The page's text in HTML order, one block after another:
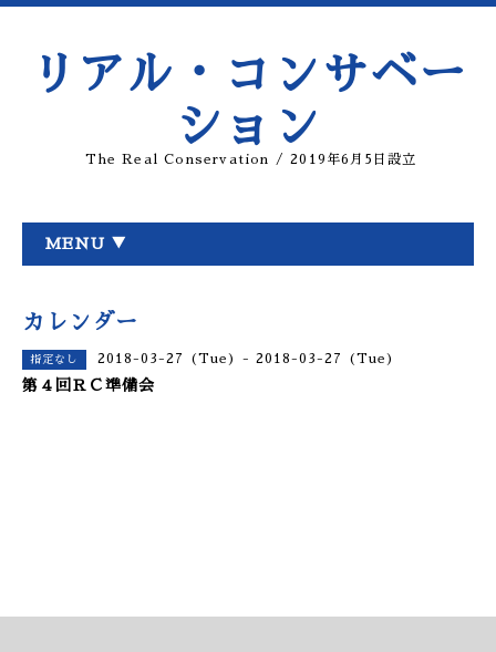
リアル・コンサベー
ション
The Real Conservation / 2019年6月5日設立
MENU ▼
カレンダー
指定なし 2018-03-27 (Tue) - 2018-03-27 (Tue)
第４回ＲＣ準備会